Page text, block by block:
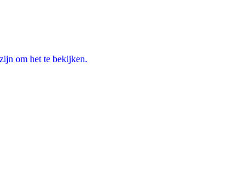
om het te bekijken.